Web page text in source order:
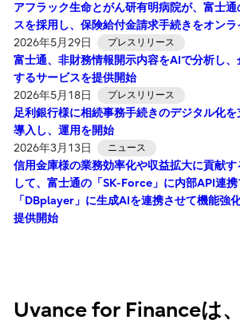
アフラック生命とがん研有明病院が、富士
スを採用し、保険給付金請求手続きをオンラ
2026年5月29日
プレスリリース
富士通、非財務情報開示内容をAIで分析し
するサービスを提供開始
2026年5月18日
プレスリリース
足利銀行様に相続事務手続きのデジタル化
導入し、運用を開始
2026年3月13日
ニュース
信用金庫様の業務効率化や収益拡大に貢献
して、富士通の「SK-Force」に内部API連携
「DBplayer」に生成AIを連携させて機能強
提供開始
Uvance for Financeは